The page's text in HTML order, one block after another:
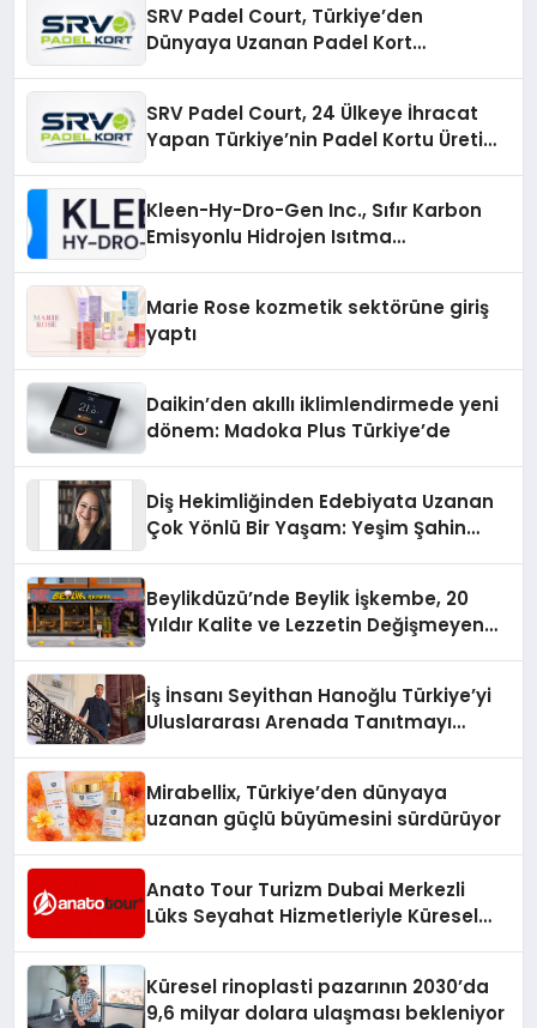
SRV Padel Court, Türkiye’den
Dünyaya Uzanan Padel Kort
SRV Padel Court, 24 Ülkeye İhracat
Yapan Türkiye’nin Padel Kortu Üretim
Kleen-Hy-Dro-Gen Inc., Sıfır Karbon
Emisyonlu Hidrojen Isıtma
Marie Rose kozmetik sektörüne giriş
yaptı
Daikin’den akıllı iklimlendirmede yeni
dönem: Madoka Plus Türkiye’de
Diş Hekimliğinden Edebiyata Uzanan
Çok Yönlü Bir Yaşam: Yeşim Şahin
Beylikdüzü’nde Beylik İşkembe, 20
Yıldır Kalite ve Lezzetin Değişmeyen
İş İnsanı Seyithan Hanoğlu Türkiye’yi
Uluslararası Arenada Tanıtmayı
Mirabellix, Türkiye’den dünyaya
uzanan güçlü büyümesini sürdürüyor
Anato Tour Turizm Dubai Merkezli
Lüks Seyahat Hizmetleriyle Küresel
Küresel rinoplasti pazarının 2030’da
9,6 milyar dolara ulaşması bekleniyor